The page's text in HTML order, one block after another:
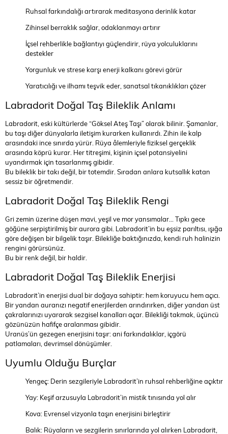
Ruhsal farkındalığı artırarak meditasyona derinlik katar
Zihinsel berraklık sağlar, odaklanmayı artırır
İçsel rehberlikle bağlantıyı güçlendirir, rüya yolculuklarını
destekler
Yorgunluk ve strese karşı enerji kalkanı görevi görür
Yaratıcılığı ve ilhamı teşvik eder, sanatsal tıkanıklıkları çözer
Labradorit Doğal Taş Bileklik Anlamı
Labradorit, eski kültürlerde “Göksel Ateş Taşı” olarak bilinir. Şamanlar,
bu taşı diğer dünyalarla iletişim kurarken kullanırdı. Zihin ile kalp
arasındaki ince sınırda yürür. Rüya âlemleriyle fiziksel gerçeklik
arasında köprü kurar. Her titreşimi, kişinin içsel potansiyelini
uyandırmak için tasarlanmış gibidir.
Bu bileklik bir takı değil, bir totemdir. Sıradan anlara kutsallık katan
sessiz bir öğretmendir.
Labradorit Doğal Taş Bileklik Rengi
Gri zemin üzerine düşen mavi, yeşil ve mor yansımalar... Tıpkı gece
göğüne serpiştirilmiş bir aurora gibi. Labradorit’in bu eşsiz parıltısı, ışığa
göre değişen bir bilgelik taşır. Bilekliğe baktığınızda, kendi ruh halinizin
rengini görürsünüz.
Bu bir renk değil, bir haldir.
Labradorit Doğal Taş Bileklik Enerjisi
Labradorit’in enerjisi dual bir doğaya sahiptir: hem koruyucu hem açıcı.
Bir yandan auranızı negatif enerjilerden arındırırken, diğer yandan üst
çakralarınızı uyararak sezgisel kanalları açar. Bilekliği takmak, üçüncü
gözünüzün hafifçe aralanması gibidir.
Uranüs’ün gezegen enerjisini taşır: ani farkındalıklar, içgörü
patlamaları, devrimsel dönüşümler.
Uyumlu Olduğu Burçlar
Yengeç: Derin sezgileriyle Labradorit’in ruhsal rehberliğine açıktır
Yay: Keşif arzusuyla Labradorit’in mistik tınısında yol alır
Kova: Evrensel vizyonla taşın enerjisini birleştirir
Balık: Rüyaların ve sezgilerin sınırlarında yol alırken Labradorit,